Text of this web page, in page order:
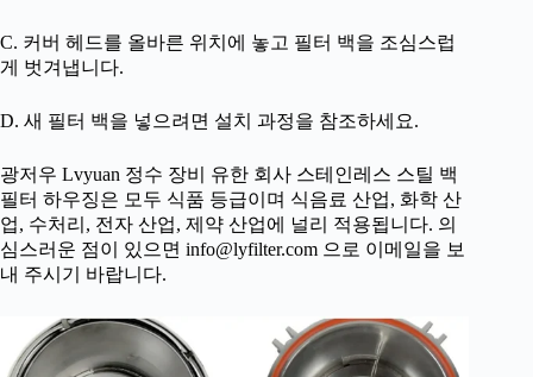
C. 커버 헤드를 올바른 위치에 놓고 필터 백을 조심스럽
게 벗겨냅니다.
D. 새 필터 백을 넣으려면 설치 과정을 참조하세요.
광저우 Lvyuan 정수 장비 유한 회사 스테인레스 스틸 백
필터 하우징은 모두 식품 등급이며 식음료 산업, 화학 산
업, 수처리, 전자 산업, 제약 산업에 널리 적용됩니다. 의
심스러운 점이 있으면 info@lyfilter.com 으로 이메일을 보
내 주시기 바랍니다.